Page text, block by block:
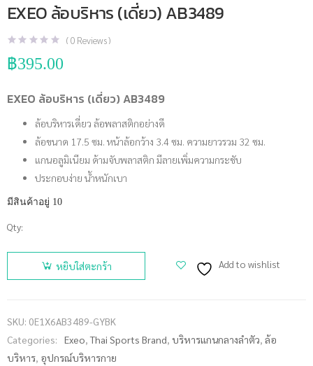
EXEO ล้อบริหาร (เดี่ยว) AB3489
(0 Reviews )
฿395.00
EXEO ล้อบริหาร (เดี่ยว) AB3489
ล้อบริหารเดี่ยว ล้อพลาสติกอย่างดี
ล้อขนาด 17.5 ซม. หน้าล้อกว้าง 3.4 ซม. ความยาวรวม 32 ซม.
แกนอลูมิเนียม ด้ามจับพลาสติก มีลายเพิ่มความกระชับ
ประกอบง่าย น้ำหนักเบา
มีสินค้าอยู่ 10
Qty:
จำนวน
EXEO ล้อ
ชิ้น
หยิบใส่ตะกร้า Add to wishlist
SKU: 0E1X6AB3489-GYBK
Categories:
Exeo ,Thai Sports Brand บริหารแกนกลางลำตัว ล้อ
บริหาร อุปกรณ์บริหารกาย